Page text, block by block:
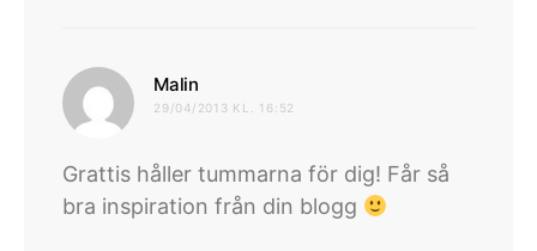
Malin
29/04/2013 KL. 16:52
Grattis håller tummarna för dig! Får så
bra inspiration från din blogg